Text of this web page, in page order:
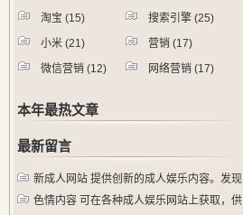
淘宝 (15) 搜索引擎 (25)
小米 (21) 营销 (17)
微信营销 (12) 网络营销 (17)
本年最热文章
最新留言
新成人网站 提供创新的成人娱乐内容。发现
色情内容 可在各种成人娱乐网站上获取，供